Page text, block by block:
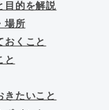
目的を解説
場所
おくこと
と
きたいこと